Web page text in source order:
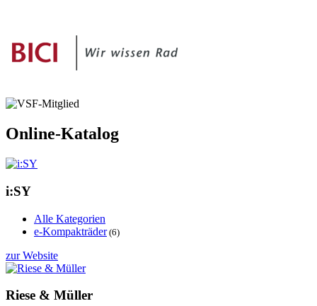
Online-Katalog
i:SY
Alle Kategorien
e-Kompakträder(6)
zur Website
Riese & Müller